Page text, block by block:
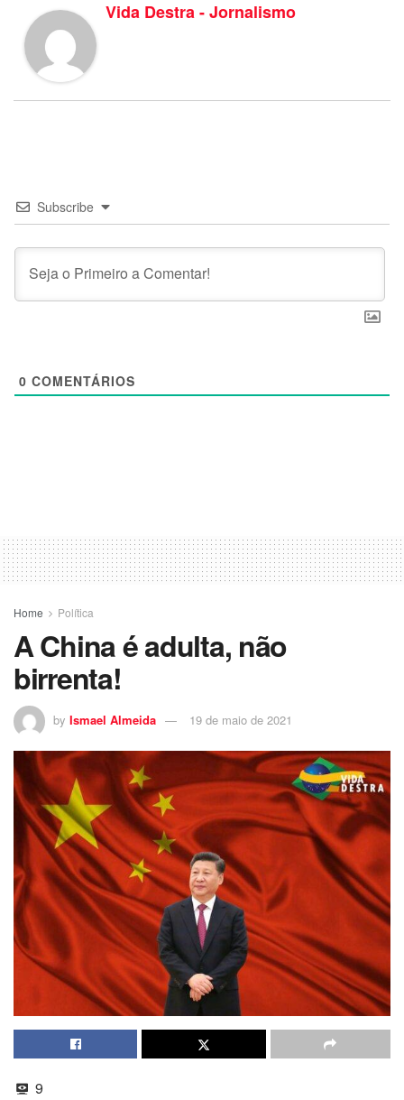
Vida Destra - Jornalismo
Subscribe
0 COMENTÁRIOS
Home Política
A China é adulta, não
birrenta!
by Ismael Almeida 19 de maio de 2021
9